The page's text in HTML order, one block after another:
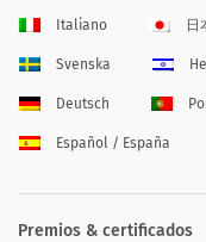
Italiano 日
Svenska
Deutsch
Español / España
Premios & certificados